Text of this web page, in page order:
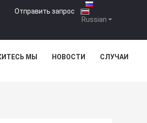
Russian
Отправить запрос |
МЫ НОВОСТИ СЛУЧАИ